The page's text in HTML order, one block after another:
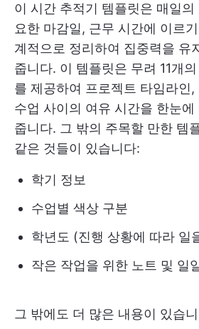
이 시간 추적기 템플릿은 매일
요한 마감일, 근무 시간에 이르
계적으로 정리하여 집중력을 유
줍니다. 이 템플릿은 무려 11개
를 제공하여 프로젝트 타임라인,
수업 사이의 여유 시간을 한눈에
줍니다. 그 밖의 주목할 만한 템
같은 것들이 있습니다:
학기 정보
수업별 색상 구분
학년도 (진행 상황에 따라 일
작은 작업을 위한 노트 및 일
그 밖에도 더 많은 내용이 있습